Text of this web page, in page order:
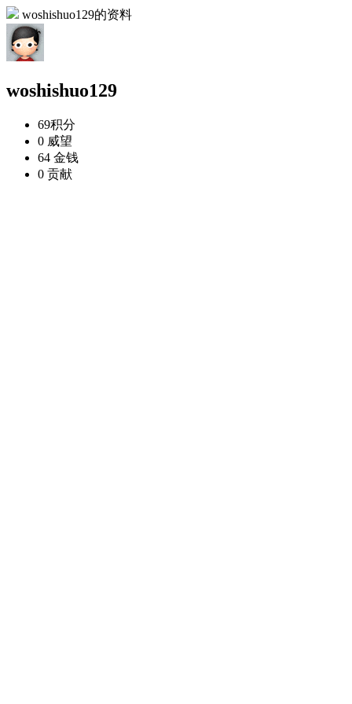
woshishuo129的资料
woshishuo129
69积分
0 威望
64 金钱
0 贡献